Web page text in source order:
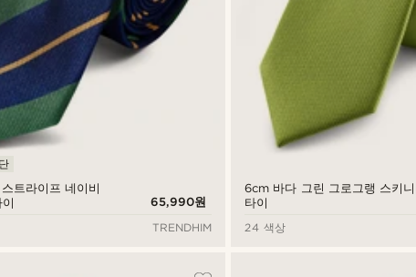
트라이프 네이비
65,990원
TRENDHIM
6cm 바다 그린 그로그랭 스키니
타이
24 색상